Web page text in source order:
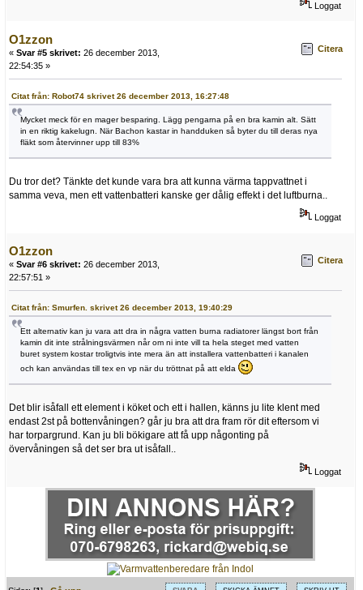
Loggat
O1zzon
« Svar #5 skrivet: 26 december 2013,
22:54:35 »
Citera
Citat från: Robot74 skrivet 26 december 2013, 16:27:48
Mycket meck för en mager besparing. Lägg pengarna på en bra kamin alt. Sätt
in en riktig kakelugn. När Bachon kastar in handduken så byter du till deras nya
fläkt som återvinner upp till 83%
Du tror det? Tänkte det kunde vara bra att kunna värma tappvattnet i
samma veva, men ett vattenbatteri kanske ger dålig effekt i det luftburna..
Loggat
O1zzon
« Svar #6 skrivet: 26 december 2013,
22:57:51 »
Citera
Citat från: Smurfen. skrivet 26 december 2013, 19:40:29
Ett alternativ kan ju vara att dra in några vatten burna radiatorer längst bort från
kamin dit inte strålningsvärmen når om ni inte vill ta hela steget med vatten
buret system kostar troligtvis inte mera än att installera vattenbatteri i kanalen
och kan användas till tex en vp när du tröttnat på att elda
Det blir isåfall ett element i köket och ett i hallen, känns ju lite klent med
endast 2st på bottenvåningen? går ju bra att dra fram rör dit eftersom vi
har torpargrund. Kan ju bli bökigare att få upp någonting på
övervåningen så det ser bra ut isåfall..
Loggat